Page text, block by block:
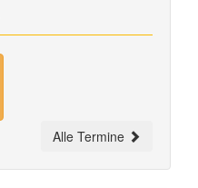
Alle Termine